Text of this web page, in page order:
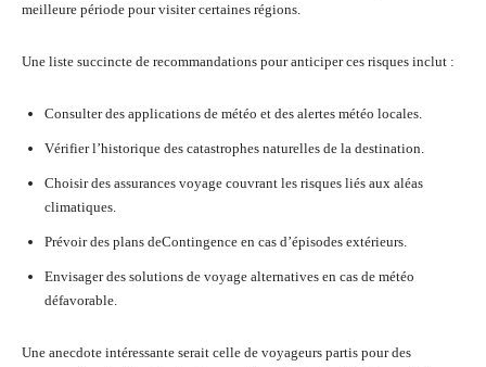
meilleure période pour visiter certaines régions.
Une liste succincte de recommandations pour anticiper ces risques inclut :
Consulter des applications de météo et des alertes météo locales.
Vérifier l’historique des catastrophes naturelles de la destination.
Choisir des assurances voyage couvrant les risques liés aux aléas
climatiques.
Prévoir des plans deContingence en cas d’épisodes extérieurs.
Envisager des solutions de voyage alternatives en cas de météo
défavorable.
Une anecdote intéressante serait celle de voyageurs partis pour des